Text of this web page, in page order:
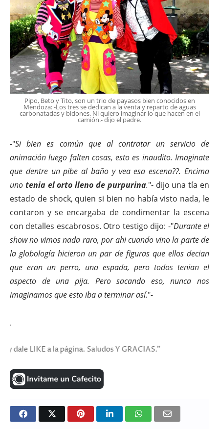
Pipo, Beto y Tito, son un trio de payasos bien conocidos en
Mendoza: -Los tres se dedican a la venta y reparto de aguas
carbonatadas y bidones. Ni quiero imaginar lo que hacen en el
camión.- dijo el padre.
-"Si bien es común que al contratar un servicio de
animación luego falten cosas, esto es inaudito. Imaginate
que dentre un pibe al baño y vea esa escena??. Encima
uno tenia el orto lleno de purpurina."- dijo una tía en
estado de shock, quien si bien no había visto nada, le
contaron y se encargaba de condimentar la escena
con detalles escabrosos. Otro testigo dijo: -"Durante el
show no vimos nada raro, por ahi cuando vino la parte de
la globología hicieron un par de figuras que ellos decian
que eran un perro, una espada, pero todos tenian el
aspecto de una pija. Pero sacando eso, nunca nos
imaginamos que esto iba a terminar así."-
.
a la página. Saludos Y GRACIAS."